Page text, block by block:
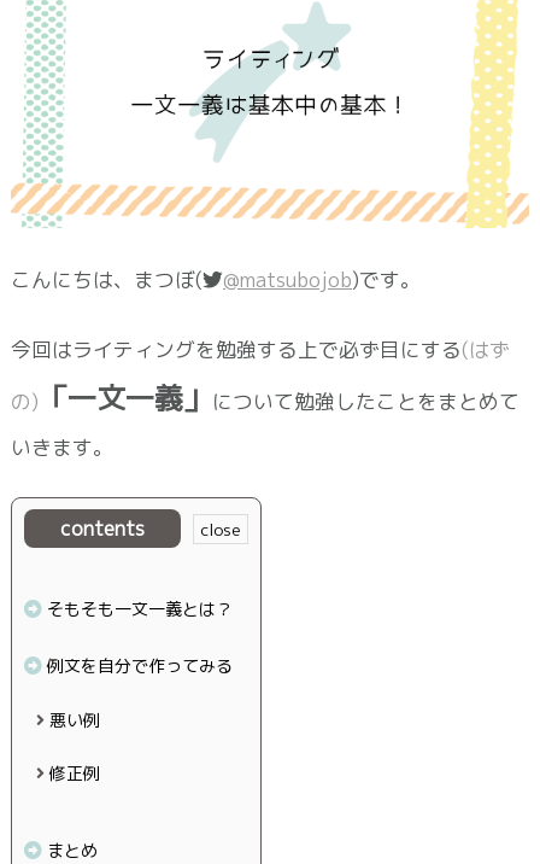
こんにちは、まつぼ( @matsubojob)です。
今回はライティングを勉強する上で必ず目にする(はず
の)
「一文一義」
について勉強したことをまとめて
いきます。
contents
そもそも一文一義とは？
例文を自分で作ってみる
悪い例
修正例
まとめ